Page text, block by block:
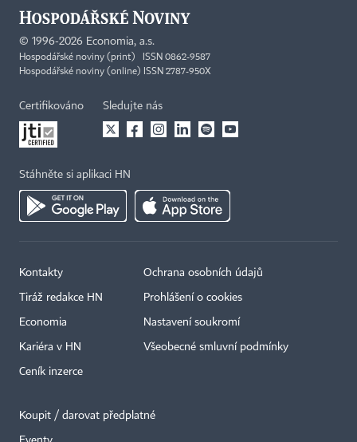
© 1996-2026 Economia, a.s.
Hospodářské noviny (print) ISSN 0862-9587
Hospodářské noviny (online) ISSN 2787-950X
Certifikováno Sledujte nás
Stáhněte si aplikaci HN
Kontakty
Tiráž redakce HN
Economia
Kariéra v HN
Ceník inzerce
Ochrana osobních údajů
Prohlášení o cookies
Nastavení soukromí
Všeobecné smluvní podmínky
Koupit / darovat předplatné